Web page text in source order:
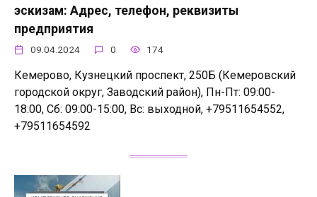
эскизам: Адрес, телефон, реквизиты
предприятия
09.04.2024 0 174
Кемерово, Кузнецкий проспект, 250Б (Кемеровский
городской округ, Заводский район), Пн-Пт: 09:00-
18:00, Сб: 09:00-15:00, Вс: выходной, +79511654552,
+79511654592